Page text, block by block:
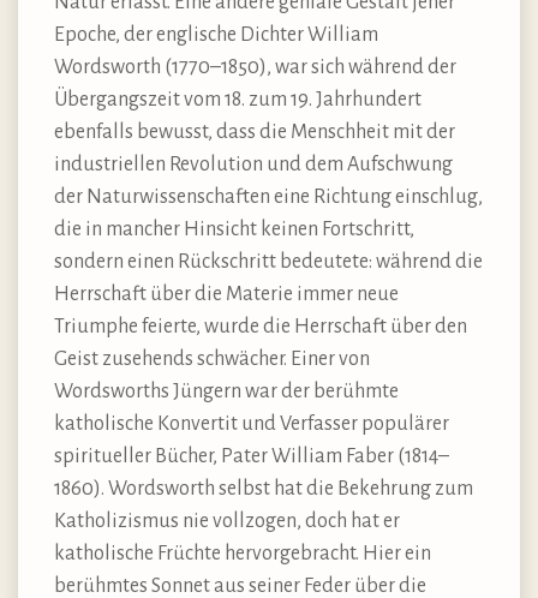
Epoche, der englische Dichter William
Wordsworth (1770–1850), war sich während der
Übergangszeit vom 18. zum 19. Jahrhundert
ebenfalls bewusst, dass die Menschheit mit der
industriellen Revolution und dem Aufschwung
der Naturwissenschaften eine Richtung einschlug,
die in mancher Hinsicht keinen Fortschritt,
sondern einen Rückschritt bedeutete: während die
Herrschaft über die Materie immer neue
Triumphe feierte, wurde die Herrschaft über den
Geist zusehends schwächer. Einer von
Wordsworths Jüngern war der berühmte
katholische Konvertit und Verfasser populärer
spiritueller Bücher, Pater William Faber (1814–
1860). Wordsworth selbst hat die Bekehrung zum
Katholizismus nie vollzogen, doch hat er
katholische Früchte hervorgebracht. Hier ein
berühmtes Sonnet aus seiner Feder über die